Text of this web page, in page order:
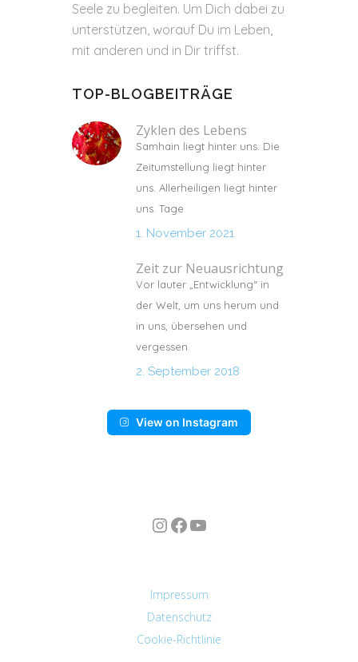
Seele zu begleiten. Um Dich dabei zu
unterstützen, worauf Du im Leben,
mit anderen und in Dir triffst.
TOP-BLOGBEITRÄGE
Zyklen des Lebens
Samhain liegt hinter uns. Die
Zeitumstellung liegt hinter
uns. Allerheiligen liegt hinter
uns. Tage
1. November 2021
Zeit zur Neuausrichtung
Vor lauter „Entwicklung“ in
der Welt, um uns herum und
in uns, übersehen und
vergessen
2. September 2018
View on Instagram
Instagram
Facebook
YouTube
Impressum
Datenschutz
Cookie-Richtlinie